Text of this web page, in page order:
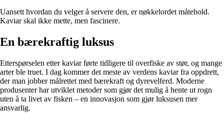
Uansett hvordan du velger å servere den, er nøkkelordet måtehold.
Kaviar skal ikke mette, men fascinere.
En bærekraftig luksus
Etterspørselen etter kaviar førte tidligere til overfiske av stør, og mange
arter ble truet. I dag kommer det meste av verdens kaviar fra oppdrett,
der man jobber målrettet med bærekraft og dyrevelferd. Moderne
produsenter har utviklet metoder som gjør det mulig å hente ut rogn
uten å ta livet av fisken – en innovasjon som gjør luksusen mer
ansvarlig.